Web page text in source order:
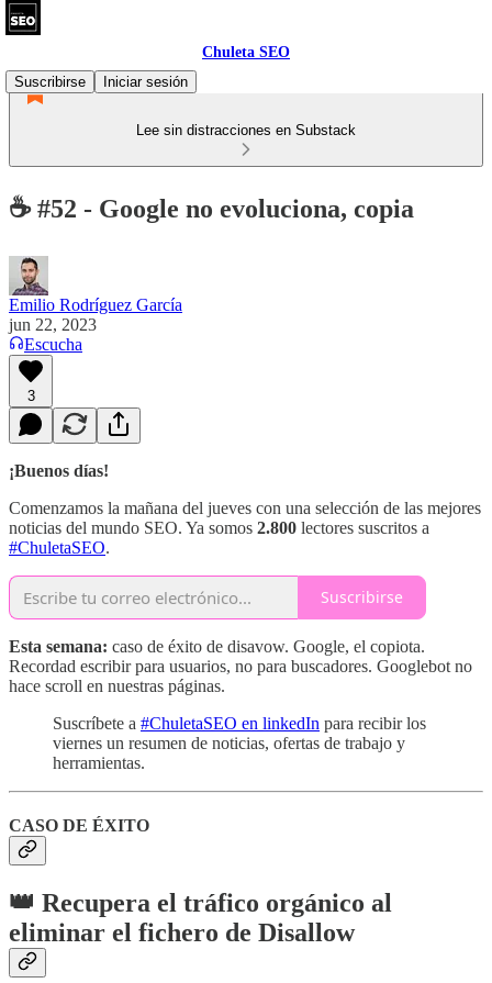
Chuleta SEO
Suscribirse
Iniciar sesión
Lee sin distracciones en Substack
☕ #52 - Google no evoluciona, copia
Emilio Rodríguez García
jun 22, 2023
Escucha
3
¡Buenos días!
Comenzamos la mañana del jueves con una selección de las mejores
noticias del mundo SEO. Ya somos 2.800 lectores suscritos a
#ChuletaSEO.
Suscribirse
Esta semana: caso de éxito de disavow. Google, el copiota.
Recordad escribir para usuarios, no para buscadores. Googlebot no
hace scroll en nuestras páginas.
Suscríbete a #ChuletaSEO en linkedIn para recibir los
viernes un resumen de noticias, ofertas de trabajo y
herramientas.
CASO DE ÉXITO
👑 Recupera el tráfico orgánico al
eliminar el fichero de Disallow